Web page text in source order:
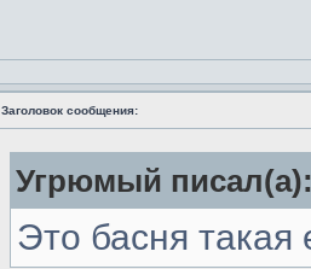
Заголовок сообщения:
Угрюмый
Это басня такая